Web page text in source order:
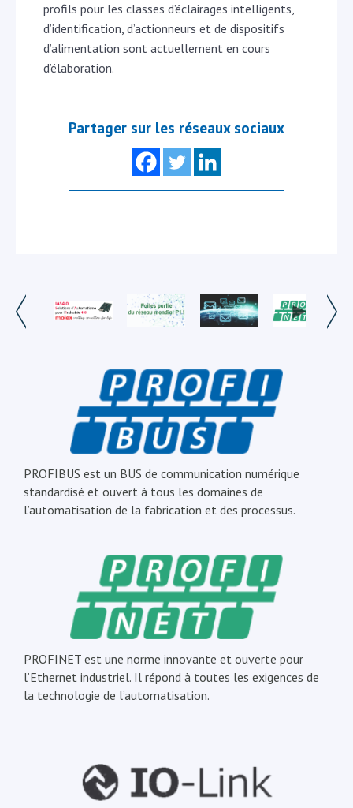
profils pour les classes d’éclairages intelligents,
d’identification, d’actionneurs et de dispositifs
d’alimentation sont actuellement en cours
d’élaboration.
Partager sur les réseaux sociaux
PROFIBUS est un BUS de communication numérique
standardisé et ouvert à tous les domaines de
l’automatisation de la fabrication et des processus.
PROFINET est une norme innovante et ouverte pour
l’Ethernet industriel. Il répond à toutes les exigences de
la technologie de l’automatisation.